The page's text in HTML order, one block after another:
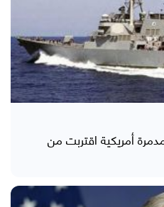
أمريكية اقتربت من